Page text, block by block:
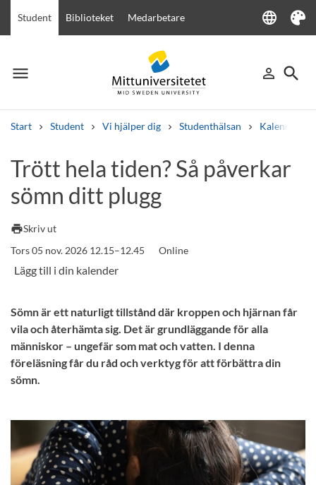
Student Biblioteket Medarbetare language
Language
Tema
menu
Meny person_outline
Logga in
search
Sök
Start Student Vi hjälper dig Studenthälsan Kalender
Andra söktjänster
Kurser och program Kursplaner
Trött hela tiden? Så påverkar
sömn ditt plugg
printSkriv ut
Tors 05 nov. 2026 12.15–12.45
Online
Sömn är ett naturligt tillstånd där kroppen och hjärnan får
vila och återhämta sig. Det är grundläggande för alla
människor – ungefär som mat och vatten. I denna
föreläsning får du råd och verktyg för att förbättra din
sömn.